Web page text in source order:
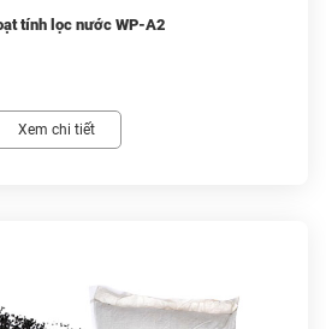
tính lọc nước WP-A2
Xem chi tiết